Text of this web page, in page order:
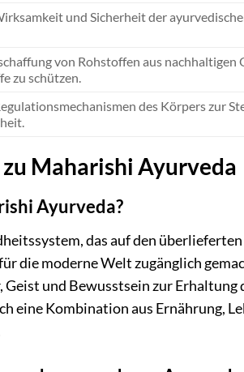
und Sicherheit der
von Rohstoffen aus
zu schützen.
des Körpers zur
Maharishi Ayurveda
Ayurveda?
das auf den
die moderne Welt zugänglich
und Bewusstsein zur Erhaltung
eine Kombination aus Ernährung,